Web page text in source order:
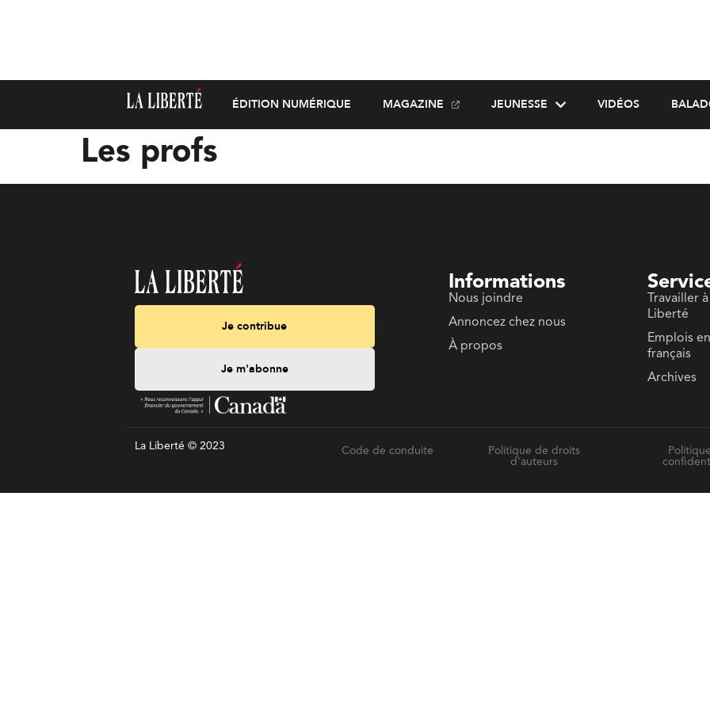
ÉDITION NUMÉRIQUE MAGAZINE JEUNESSE VIDÉOS
Les profs
Je contribue
Je m'abonne
Informations
Nous joindre
Annoncez chez nous
À propos
Travailler
Liberté
Emplois en
français
Archives
La Liberté © 2023 Code de conduite
Politique de droits
d'auteurs